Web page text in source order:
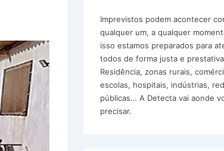
Imprevistos podem acontecer
qualquer um, a qualquer
isso estamos preparados para
todos de forma justa e
Residência, zonas rurais,
escolas, hospitais, indústrias,
públicas… A Detecta vai aonde
precisar.